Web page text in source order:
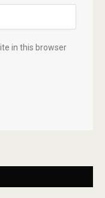
in this browser